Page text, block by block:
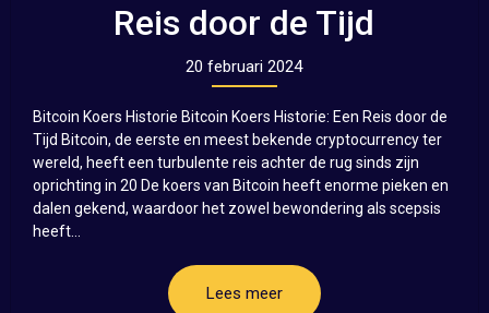
Reis door de Tijd
20 februari 2024
Bitcoin Koers Historie Bitcoin Koers Historie: Een Reis door de
Tijd Bitcoin, de eerste en meest bekende cryptocurrency ter
wereld, heeft een turbulente reis achter de rug sinds zijn
oprichting in 20 De koers van Bitcoin heeft enorme pieken en
dalen gekend, waardoor het zowel bewondering als scepsis
heeft...
Lees meer